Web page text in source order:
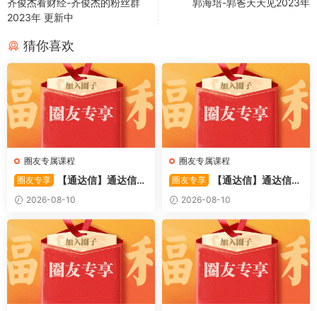
齐俊杰看财经-齐俊杰的粉丝群
2023年 更新中
郭海培-郭爸天天见2023年
猜你喜欢
圈友专属课程
圈友专享
【通达信】通达信
〖动量指数优化〗副图指标 量
化评估股票的趋势强度与多空
动能 源码
2026-08-10
圈友专属课程
圈友专享
【通达信】通达信
〖CCI极卖拐点〗副图/选股 周
期CCI抄底短线底部反转拐点
信号 源码
2026-08-10